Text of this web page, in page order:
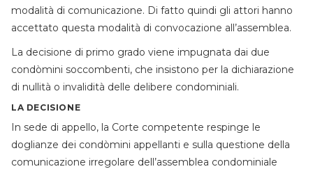
modalità di comunicazione. Di fatto quindi gli attori hanno
accettato questa modalità di convocazione all’assemblea.
La decisione di primo grado viene impugnata dai due
condòmini soccombenti, che insistono per la dichiarazione
di nullità o invalidità delle delibere condominiali.
LA DECISIONE
In sede di appello, la Corte competente respinge le
doglianze dei condòmini appellanti e sulla questione della
comunicazione irregolare dell’assemblea condominiale